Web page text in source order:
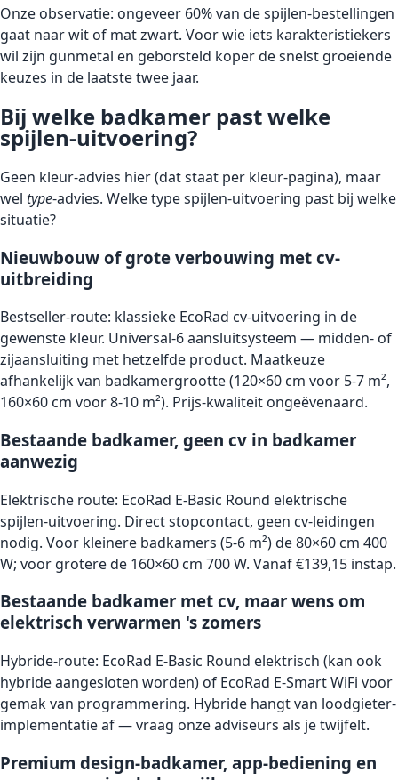
Onze observatie: ongeveer 60% van de spijlen-bestellingen
gaat naar wit of mat zwart. Voor wie iets karakteristiekers
wil zijn gunmetal en geborsteld koper de snelst groeiende
keuzes in de laatste twee jaar.
Bij welke badkamer past welke
spijlen-uitvoering?
Geen kleur-advies hier (dat staat per kleur-pagina), maar
wel type-advies. Welke type spijlen-uitvoering past bij welke
situatie?
Nieuwbouw of grote verbouwing met cv-
uitbreiding
Bestseller-route: klassieke EcoRad cv-uitvoering in de
gewenste kleur. Universal-6 aansluitsysteem — midden- of
zijaansluiting met hetzelfde product. Maatkeuze
afhankelijk van badkamergrootte (120×60 cm voor 5-7 m²,
160×60 cm voor 8-10 m²). Prijs-kwaliteit ongeëvenaard.
Bestaande badkamer, geen cv in badkamer
aanwezig
Elektrische route: EcoRad E-Basic Round elektrische
spijlen-uitvoering. Direct stopcontact, geen cv-leidingen
nodig. Voor kleinere badkamers (5-6 m²) de 80×60 cm 400
W; voor grotere de 160×60 cm 700 W. Vanaf €139,15 instap.
Bestaande badkamer met cv, maar wens om
elektrisch verwarmen 's zomers
Hybride-route: EcoRad E-Basic Round elektrisch (kan ook
hybride aangesloten worden) of EcoRad E-Smart WiFi voor
gemak van programmering. Hybride hangt van loodgieter-
implementatie af — vraag onze adviseurs als je twijfelt.
Premium design-badkamer, app-bediening en